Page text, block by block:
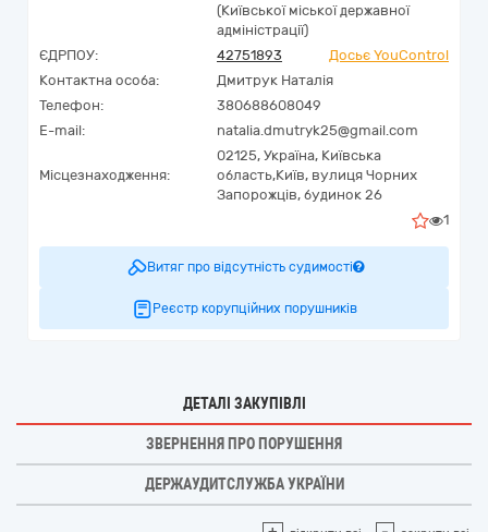
(Київської міської державної
адміністрації)
ЄДРПОУ:
42751893
Досьє YouControl
Контактна особа:
Дмитрук Наталія
Телефон:
380688608049
E-mail:
natalia.dmutryk25@gmail.com
Місцезнаходження:
02125, Україна, Київська
область,Київ, вулиця Чорних
Запорожців, будинок 26
1
Витяг про відсутність судимості
Реєстр корупційних порушників
ДЕТАЛІ ЗАКУПІВЛІ
ЗВЕРНЕННЯ ПРО ПОРУШЕННЯ
ДЕРЖАУДИТСЛУЖБА УКРАЇНИ